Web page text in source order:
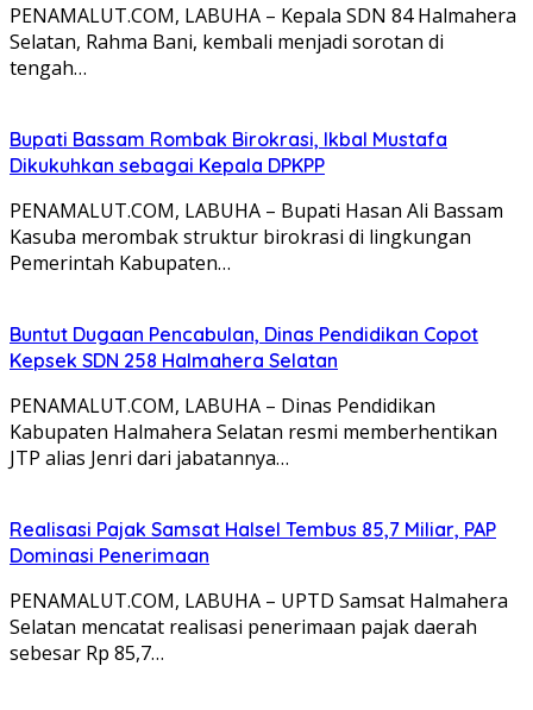
PENAMALUT.COM, LABUHA – Kepala SDN 84 Halmahera
Selatan, Rahma Bani, kembali menjadi sorotan di
tengah…
Bupati Bassam Rombak Birokrasi, Ikbal Mustafa
Dikukuhkan sebagai Kepala DPKPP
PENAMALUT.COM, LABUHA – Bupati Hasan Ali Bassam
Kasuba merombak struktur birokrasi di lingkungan
Pemerintah Kabupaten…
Buntut Dugaan Pencabulan, Dinas Pendidikan Copot
Kepsek SDN 258 Halmahera Selatan
PENAMALUT.COM, LABUHA – Dinas Pendidikan
Kabupaten Halmahera Selatan resmi memberhentikan
JTP alias Jenri dari jabatannya…
Realisasi Pajak Samsat Halsel Tembus 85,7 Miliar, PAP
Dominasi Penerimaan
PENAMALUT.COM, LABUHA – UPTD Samsat Halmahera
Selatan mencatat realisasi penerimaan pajak daerah
sebesar Rp 85,7…